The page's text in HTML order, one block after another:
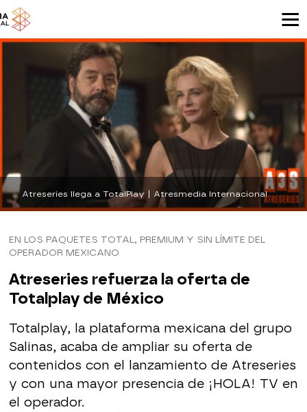
EN LOS PAQUETES TOTAL, PREMIUM Y SIN LÍMITE DEL
OPERADOR MEXICANO
Atreseries refuerza la oferta de
Totalplay de México
Totalplay, la plataforma mexicana del grupo
Salinas, acaba de ampliar su oferta de
contenidos con el lanzamiento de Atreseries
y con una mayor presencia de ¡HOLA! TV en
el operador.
Atreseries llega a TotalPlay | Atresmedia Internacional